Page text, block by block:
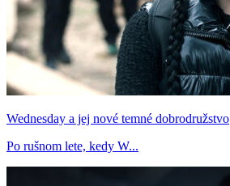
Wednesday a jej nové temné dobrodružstvo
Po rušnom lete, kedy W...